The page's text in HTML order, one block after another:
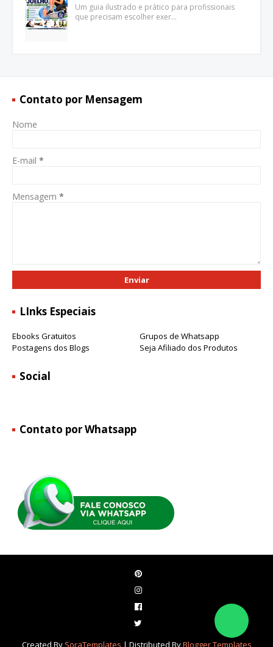
Um guia ilustrado e prático para profissionais
que precisam escolher exer…
Contato por Mensagem
Nome
E-mail *
Mensagem *
LInks Especiais
Ebooks Gratuitos
Grupos de Whatsapp
Postagens dos Blogs
Seja Afiliado dos Produtos
Social
Contato por Whatsapp
Created By SoraTemplates | Distributed ByBlogger Templates